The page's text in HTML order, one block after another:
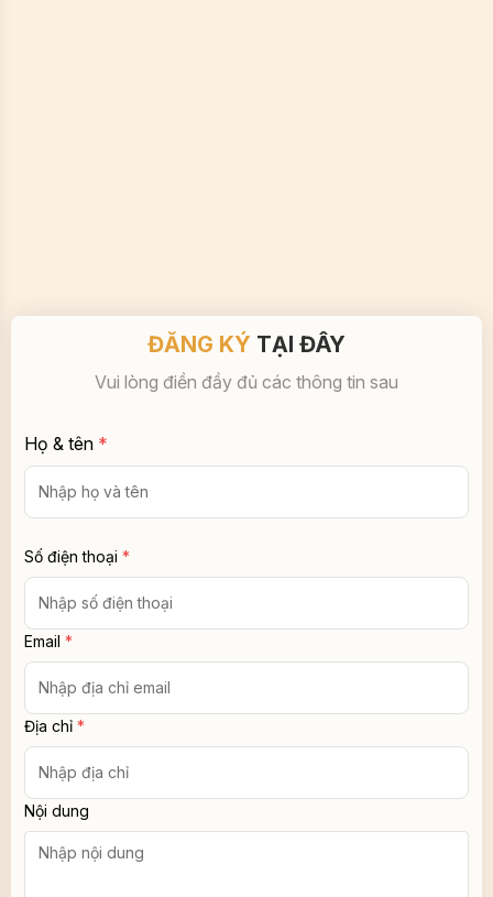
Vui lòng điền đầy đủ các thông tin sau
Họ & tên*
Số điện thoại *
Email*
Địa chỉ*
Nội dung